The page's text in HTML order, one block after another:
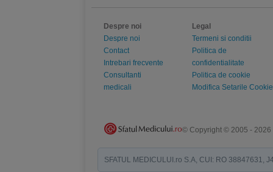
Despre noi
Despre noi
Contact
Intrebari frecvente
Consultanti
medicali
Legal
Termeni si conditii
Politica de
confidentialitate
Politica de cookie
Modifica Setarile Cookie
© Copyright © 2005 - 2026
SFATUL MEDICULUI.ro S.A, CUI: RO 38847631,